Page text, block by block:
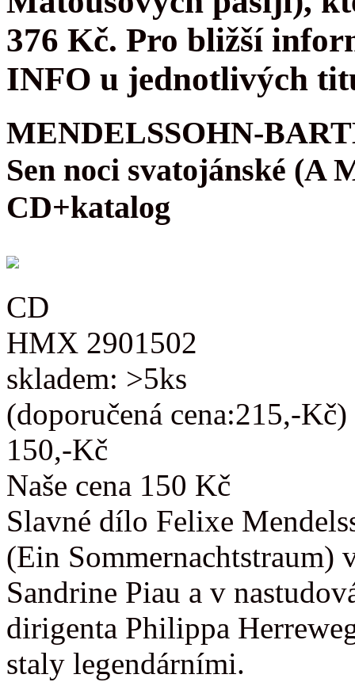
376 Kč. Pro bližší
INFO u jednotlivých
MENDELSSOHN-
Sen noci svatojánské (A
CD+katalog
CD
HMX 2901502
skladem: >5ks
(doporučená cena:215,-Kč)
150,-Kč
Naše cena 150 Kč
Slavné dílo Felixe
(Ein Sommernachtstraum)
Sandrine Piau a v
dirigenta Philippa
staly legendárními.